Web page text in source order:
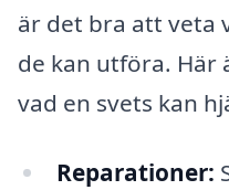
är det bra att veta
de kan utföra. Här
vad en svets kan
Reparationer: